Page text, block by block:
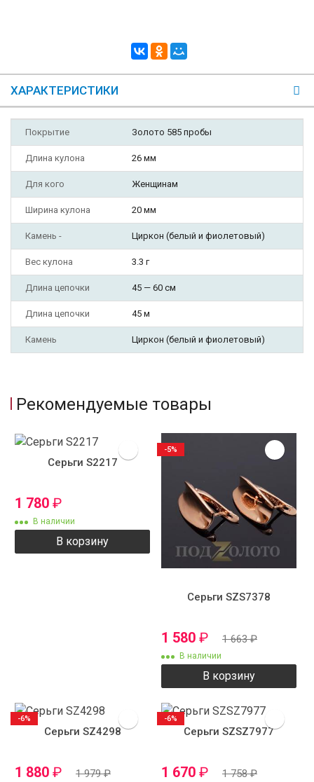
ХАРАКТЕРИСТИКИ
Покрытие Золото 585 пробы
Длина кулона 26 мм
Для кого Женщинам
Ширина кулона 20 мм
Камень - Циркон (белый и фиолетовый)
Вес кулона 3.3 г
Длина цепочки 45 — 60 см
Длина цепочки 45 м
Камень Циркон (белый и фиолетовый)
Рекомендуемые товары
Серьги S2217
1 780 ₽
В наличии
В корзину
Серьги SZS7378
1 580 ₽ 1 663₽
В наличии
В корзину
-5%
Серьги SZ4298
1 880 ₽ 1 979₽
-6%
Серьги SZSZ7977
1 670 ₽ 1 758₽
-6%